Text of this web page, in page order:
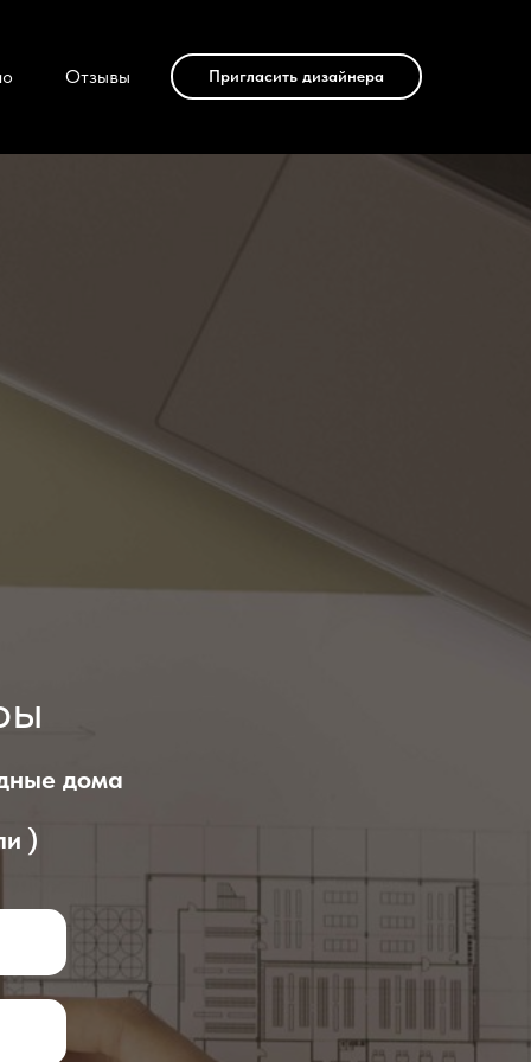
Отзывы Пригласить дизайнера
дома
)